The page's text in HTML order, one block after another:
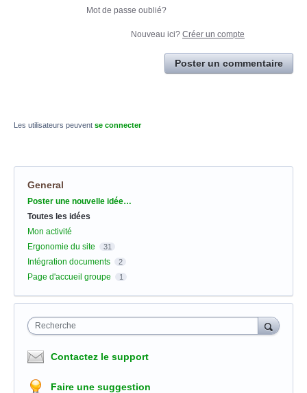
Mot de passe oublié?
Nouveau ici? Créer un compte
Poster un commentaire
Les utilisateurs peuvent se connecter
General
Catégories
Poster une nouvelle idée…
Toutes les idées
Mon activité
Ergonomie du site
31
Intégration documents 2
Page d'accueil groupe 1
Recherche
Contactez le support
Faire une suggestion